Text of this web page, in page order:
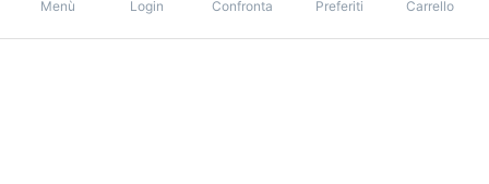
Menù Login Confronta Preferiti Carrello